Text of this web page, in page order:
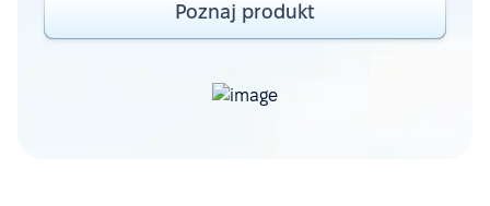
Poznaj produkt